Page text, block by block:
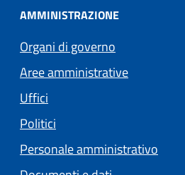
AMMINISTRAZIONE
Organi di governo
Aree amministrative
Uffici
Politici
Personale amministrativo